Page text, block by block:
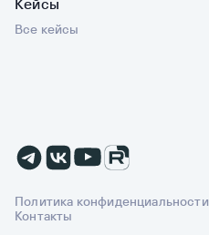
Все кейсы
Политика конфиденциальности
Контакты